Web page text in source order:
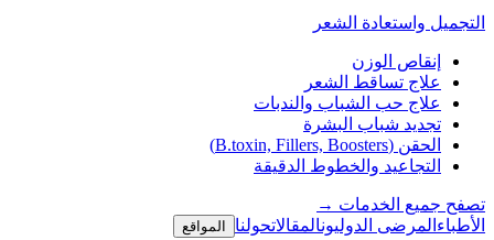
التجميل واستعادة الشعر
إنقاص الوزن
علاج تساقط الشعر
علاج حب الشباب والندبات
تجديد شباب البشرة
الحقن (B.toxin, Fillers, Boosters)
التجاعيد والخطوط الدقيقة
تصفح جميع الخدمات →
الأطباء المرضى الدوليونالمقالاتحولنا المواقع